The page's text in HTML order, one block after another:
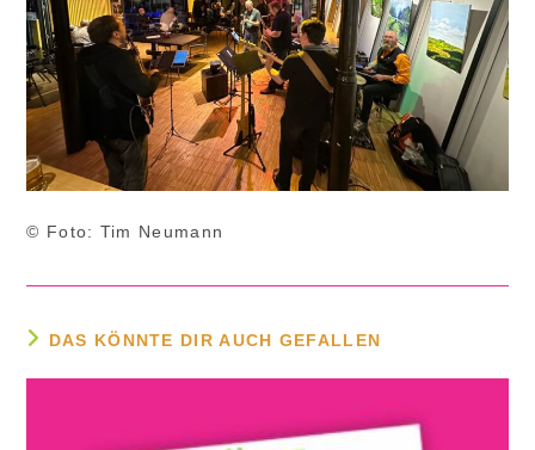
© Foto: Tim Neumann
DAS KÖNNTE DIR AUCH GEFALLEN